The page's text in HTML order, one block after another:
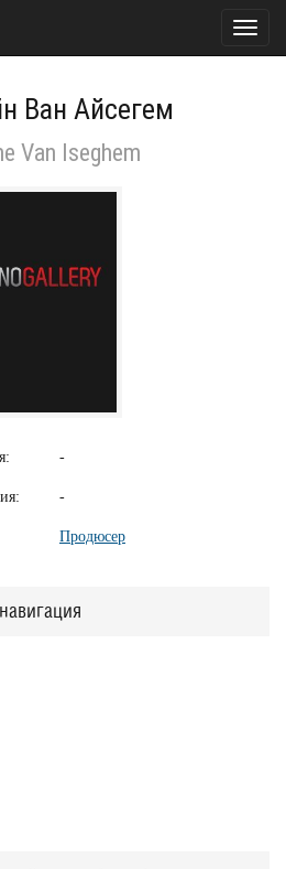
Ван Айсегем
Van Iseghem
-
-
Продюсер
навигация